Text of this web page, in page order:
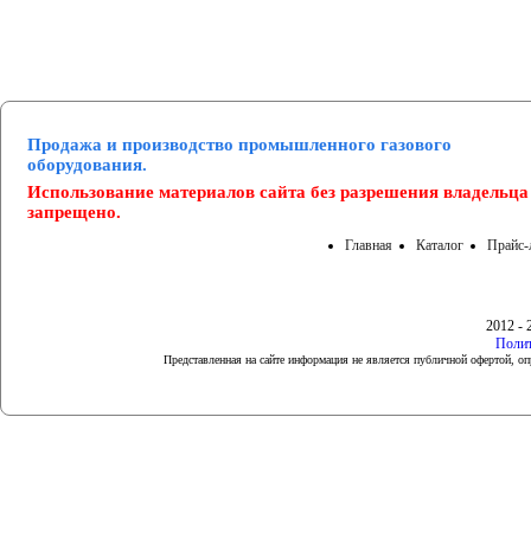
Продажа и производство промышленного газового
оборудования.
Использование материалов сайта без разрешения владельца
запрещено.
Главная Каталог Прайс-
2012 -
Представленная на сайте информация не является публичной